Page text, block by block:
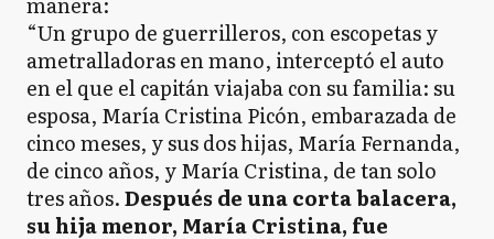
“Un grupo de guerrilleros, con escopetas y
ametralladoras en mano, interceptó el auto
en el que el capitán viajaba con su familia: su
esposa, María Cristina Picón, embarazada de
cinco meses, y sus dos hijas, María Fernanda,
de cinco años, y María Cristina, de tan solo
tres años.Después de una corta balacera,
su hija menor, María Cristina, fue